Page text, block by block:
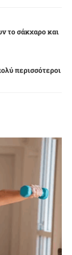
το σάκχαρο και
περισσότεροι